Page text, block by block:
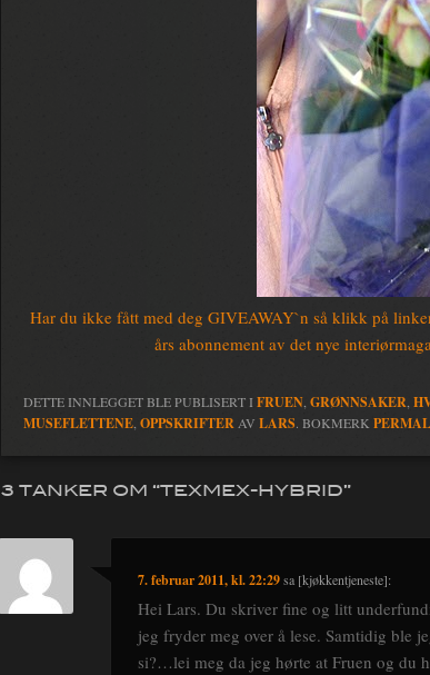
Har du ikke fått med deg GIVEAWAY`n så klikk på
års abonnement av det nye
DETTE INNLEGGET BLE PUBLISERT I FRUEN GRØNNSAKER
MUSEFLETTENE OPPSKRIFTER AV LARS. BOKMERK
3 TANKER OM “TEXMEX-HYBRID”
7. februar 2011, kl. 22:29 sa [kjøkkentjeneste]:
Hei Lars. Du skriver fine og litt
jeg fryder meg over å lese. Samtidig ble
si?…lei meg da jeg hørte at Fruen og du